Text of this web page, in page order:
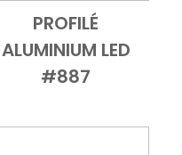
Add to Cart
Vue
PROFILÉ
ALUMINIUM LED
#887